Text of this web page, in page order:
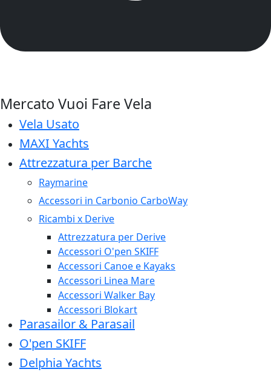
Mercato Vuoi Fare Vela
Vela Usato
MAXI Yachts
Attrezzatura per Barche
Raymarine
Accessori in Carbonio CarboWay
Ricambi x Derive
Attrezzatura per Derive
Accessori O'pen SKIFF
Accessori Canoe e Kayaks
Accessori Linea Mare
Accessori Walker Bay
Accessori Blokart
Parasailor & Parasail
O'pen SKIFF
Delphia Yachts